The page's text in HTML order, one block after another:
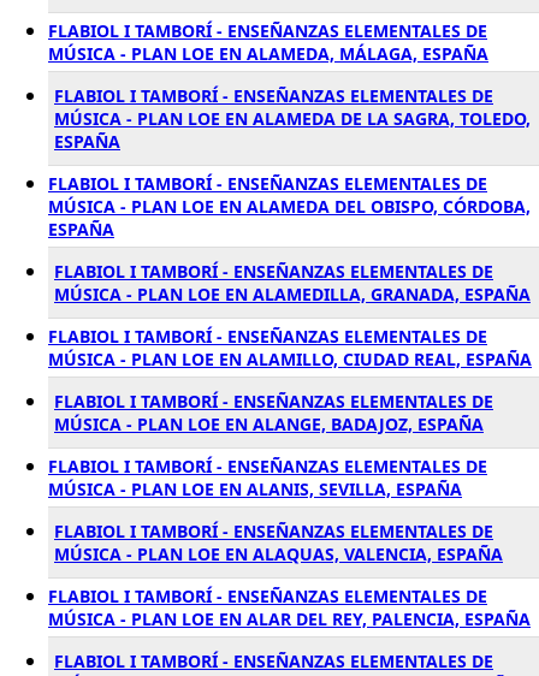
FLABIOL I TAMBORÍ - ENSEÑANZAS ELEMENTALES DE
MÚSICA - PLAN LOE EN ALAMEDA, MÁLAGA, ESPAÑA
FLABIOL I TAMBORÍ - ENSEÑANZAS ELEMENTALES DE
MÚSICA - PLAN LOE EN ALAMEDA DE LA SAGRA, TOLEDO,
ESPAÑA
FLABIOL I TAMBORÍ - ENSEÑANZAS ELEMENTALES DE
MÚSICA - PLAN LOE EN ALAMEDA DEL OBISPO, CÓRDOBA,
ESPAÑA
FLABIOL I TAMBORÍ - ENSEÑANZAS ELEMENTALES DE
MÚSICA - PLAN LOE EN ALAMEDILLA, GRANADA, ESPAÑA
FLABIOL I TAMBORÍ - ENSEÑANZAS ELEMENTALES DE
MÚSICA - PLAN LOE EN ALAMILLO, CIUDAD REAL, ESPAÑA
FLABIOL I TAMBORÍ - ENSEÑANZAS ELEMENTALES DE
MÚSICA - PLAN LOE EN ALANGE, BADAJOZ, ESPAÑA
FLABIOL I TAMBORÍ - ENSEÑANZAS ELEMENTALES DE
MÚSICA - PLAN LOE EN ALANIS, SEVILLA, ESPAÑA
FLABIOL I TAMBORÍ - ENSEÑANZAS ELEMENTALES DE
MÚSICA - PLAN LOE EN ALAQUAS, VALENCIA, ESPAÑA
FLABIOL I TAMBORÍ - ENSEÑANZAS ELEMENTALES DE
MÚSICA - PLAN LOE EN ALAR DEL REY, PALENCIA, ESPAÑA
FLABIOL I TAMBORÍ - ENSEÑANZAS ELEMENTALES DE